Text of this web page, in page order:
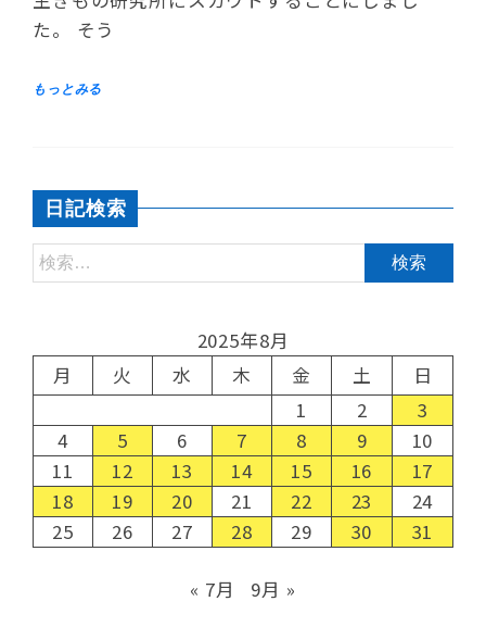
た。 そう
日記検索
2025年8月
月
火 水 木 金 土
日
1
2
3
4
5 6 7 8 9
10
11
12 13 14 15 16
17
18
19 20 21 22 23
24
25
26 27 28 29 30 31
« 7月 9月 »